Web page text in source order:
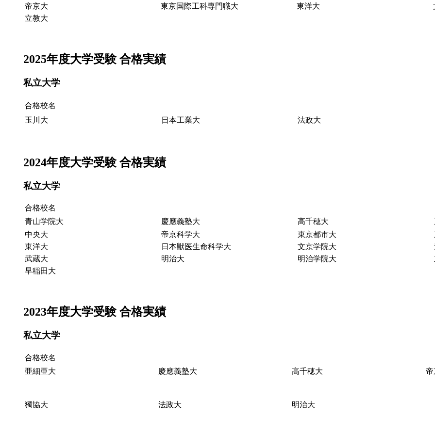
帝京大 東京国際工科専門職大 東洋大
立教大
2025年度大学受験 合格実績
私立大学
合格校名
玉川大
日本工業大 法政大
2024年度大学受験 合格実績
私立大学
合格校名
青山学院大
慶應義塾大 高千穂大
中央大
帝京科学大 東京都市大
東洋大
日本獣医生命科学大 文京学院大
武蔵大
明治大 明治学院大
早稲田大
2023年度大学受験 合格実績
私立大学
合格校名
亜細亜大
慶應義塾大 高千穂大 帝
獨協大 法政大 明治大